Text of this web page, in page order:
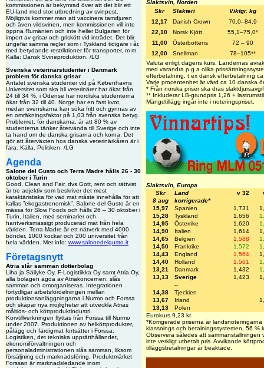
kommissionen är bekymrad över att det blir ett
EU-land med stor utbredning av svinpest.
Möjligtvis kommer man att vaccinera tamdjuren
och även vildsvinen, men kommissionen vill inte
öppna Rumänien och inte heller Bulgarien för
import av grisar och griskött vid inträdet. Det blir
ungefär samma regler som i Tyskland tidigare i år,
med betydande restriktioner för transporter, m m.
Källa: Dansk Svineproduktion. /LG
Svenska veterinärstudenter i Danmark
problem för danska grisar
Antalet svenska studenter vid på Københavns
Universitet som ska bli veterinärer har ökat från
24 till 34 %, i Odense har nordiska studenterna
ökat från 32 till 40. Norge har en fast kvot,
medan svenskarna kan söka fritt och gynnas av
en omräkningsfaktor på 1,03 från svenska betyg.
Problemet, för danskarna, är att 80 % av
studenterna tänker återvända till Sverige och inte
ta hand om de danska grisarna och korna. Det
gör att återväxten hos danska veterinärkåren är i
fara. Källa. Politiken. /LG
Agenda
Salone del Gusto och Terra Madre hålls 26 - 30
oktober i Turin
Good, Clean and Fair, dvs Gott, rent och rättvist
är tre adjektiv som beskriver det mest
karaktäristiska för vad mat måste innehålla för att
kallas ”ekogastronomisk”. Salone del Gusto är en
mässa för Slow Foods och hålls 26 – 30 oktober i
Turin, Italien, med seminarier och
hantverksmässigt producerad mat från hela
världen. Terra Madre är ett nätverk med 4000
bönder, 1000 kockar och 200 universitet från
hela världen. Mer info: www.salonedelgusto.it
Företagsnytt
Atria slår samman dotterbolag
Liha ja Säilyke Oy, F-Logistiikka Oy samt Atria Oy,
alla bolagen ägda av Atriakoncernen, slås
samman och omorganiseras. Integrationen
förtydligar arbetsfördelningen mellan
produktionsanläggningarna i Nurmo och Forssa
och skapar nya möjligheter att utveckla Atrias
måltids- och köttproduktindustri.
Korvtillverkningen flyttas från Forssa till Nurmo
under 2007. Produktionen av helköttprodukter,
pålägg och färdigmat fortsätter i Forssa.
Logistiken, det tekniska upprätthållandet,
ekonomiförvaltningen och
personaladministrationen slås samman, liksom
försäljning och marknadsföring. Produktmärket
Forssan är marknadsledande inom
Slaktsvin, Norden
Skr
Slakteri
Viktgr. kg
12,17
Danish Crown
70,0–84,9
22,10
Norsk Kjött
55,1–75,0*
11,00
Österbottens
72 – 90
12,00
Snellman
78–105**
Valuta enligt dagens kurs. Ländernas
med varandra p g a olika
efterbetalning, t ex dansk efterbetalning
Varje procentenhet är värd ca 10 danska
* Från norska priser ska dras
** Inkluderar LB-grundpris 1,26 +
Mängdtillägg ingår inte i noteringspriset.
Slaktsvin, Europa
Skr
Land v 32
8 aug
korrigerade*
15,97
Spanien 1,731
15,28
Tyskland 1,656
14,95
Österrike 1,620
14,90
Italien 1,614
14,65
Belgien 1,588
14,50
Frankrike 1,572
14,43
England 1,564
14,40
Holland 1,561
13,21
Danmark 1,432
13,13
Sverige 1,423
--
14,38
Tjeckien
13,67
Irland
13,13
Polen
Eurokurs 9,23 kr.
*Korrigerade priserna är
klassnings och betalningssystemen, 56 %
Observera således att sammanställningen
inte verkligt utbetalt pris. Avvikande
tilläggsbetalningar är beaktade.